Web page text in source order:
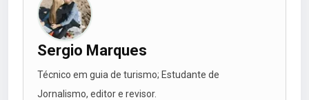
Sergio Marques
Técnico em guia de turismo; Estudante de
Jornalismo, editor e revisor.